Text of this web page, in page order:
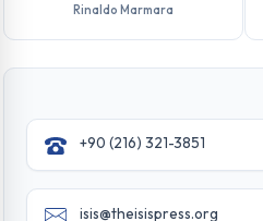
Rinaldo Marmara
+90 (216) 321-3851
isis@theisispress.org